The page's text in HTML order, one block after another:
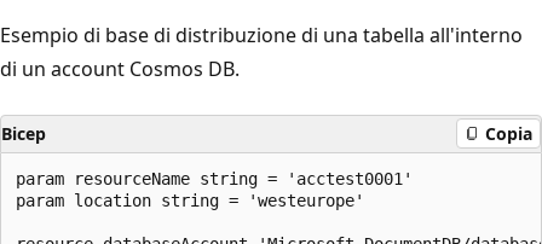
Esempio di base di distribuzione di una tabella all'interno
di un account Cosmos DB.
Bicep Copia
param resourceName string = 'acctest0001'
param location string = 'westeurope'